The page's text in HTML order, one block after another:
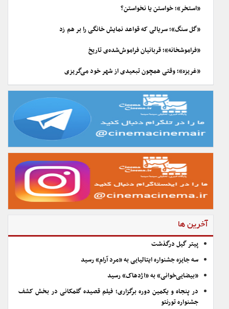
«استخر»؛ خواستن یا نخواستن؟
«گل سنگ»؛ سریالی که قواعد نمایش خانگی را بر هم زد
«فراموشخانه»؛ قربانیان فراموش‌شده‌ی تاریخ
«غریزه»؛ وقتی همچون تبعیدی از شهر خود می‌گریزی
آخرین ها
پیتر گیل درگذشت
سه جایزه جشنواره ایتالیایی به «مرد آرام» رسید
«بیضایی‌خوانی» به «اژدهاک» رسید
در پنجاه و یکمین دوره برگزاری؛ فیلم قصیده گلمکانی در بخش کشف
جشنواره تورنتو